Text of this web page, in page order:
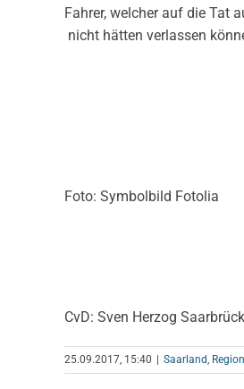
Fahrer, welcher auf die Tat
nicht hätten verlassen
Foto: Symbolbild Fotolia
CvD: Sven Herzog
25.09.2017, 15:40 | Saarland